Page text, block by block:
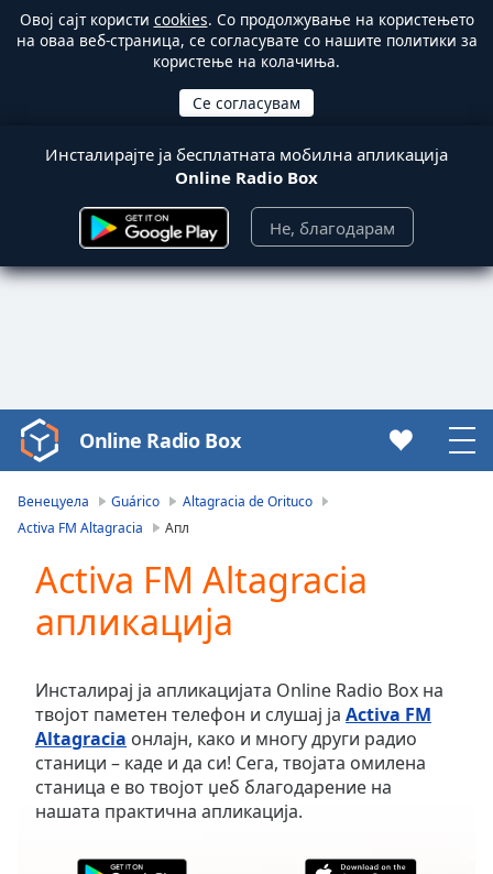
Овој сајт користи cookies. Со продолжување на користењето
на оваа веб-страница, се согласувате со нашите политики за
користење на колачиња.
Инсталирајте ја бесплатната мобилна апликација
Online Radio Box
Не, благодарам
Video
Player
loading.
Video
Play
Skip
Backward
Mute
Current
Time0:00
Duration-:-
Loaded:
Online Radio Box
Венецуела Guárico
Altagracia de Orituco
Activa FM Altagracia
Апл
Activa FM Altagracia
апликација
Инсталирај ја апликацијата Online Radio Box на
твојот паметен телефон и слушај ја Activa FM
Altagracia онлајн, како и многу други радио
станици – каде и да си! Сега, твојата омилена
станица е во твојот џеб благодарение на
нашата практична апликација.